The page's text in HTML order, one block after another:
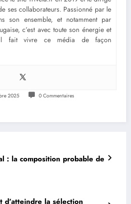
ses collaborateurs. Passionné par le
son ensemble, et notamment par
c’est avec toute son énergie et
fait vivre ce média de façon
2025 0 Commentaires
: la composition probable de
d’atteindre la sélection